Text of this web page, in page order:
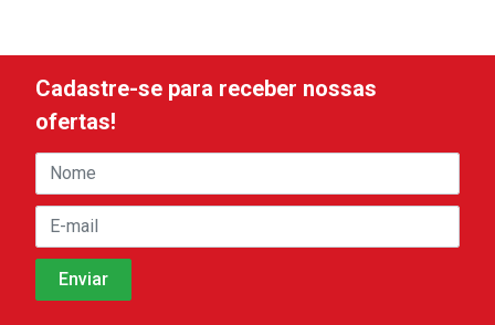
Cadastre-se para receber nossas
ofertas!